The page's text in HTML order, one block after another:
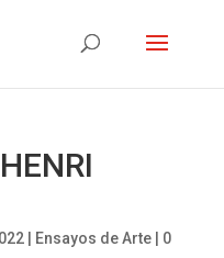
| Ensayos de Arte| 0